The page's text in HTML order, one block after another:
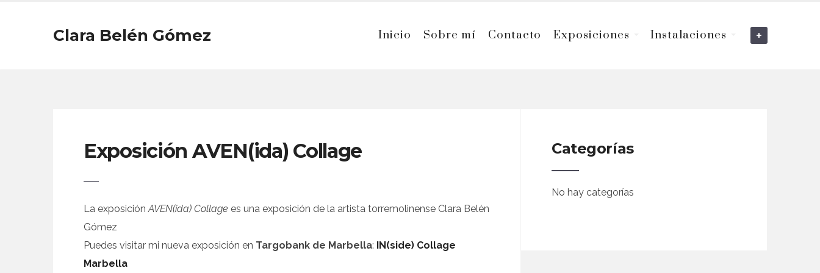
Clara Belén Gómez Inicio Sobre mí Contacto Exposiciones Instalaciones
Exposición AVEN(ida) Collage
La exposiciónAVEN(ida) Collage es una exposición de la artista torremolinense Clara Belén
Gómez
Puedes visitar mi nueva exposición en Targobank de Marbella: IN(side) Collage
Marbella
Categorías
No hay categorías